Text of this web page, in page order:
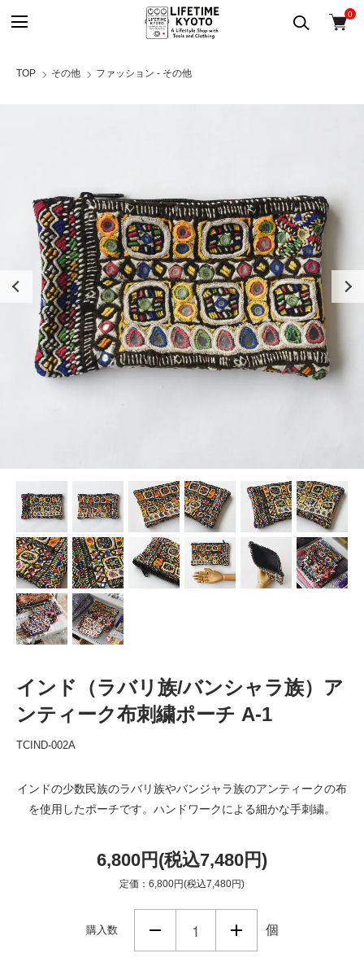
0
TOP その他 ファッション - その他
インド（ラバリ族/バンシャラ族）ア
ンティーク布刺繍ポーチ A-1
TCIND-002A
インドの少数民族のラバリ族やバンジャラ族のアンティークの布
を使用したポーチです。ハンドワークによる細かな手刺繍。
6,800円(税込7,480円)
定価：6,800円(税込7,480円)
購入数 個